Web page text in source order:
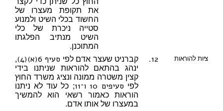
את תקופת מעצרו של
החשוד בכלי השיט ולמנוע
סטייה ניכרת של כלי
השיט מנתיב הפלגתו
המתוכנן.
12. ציות להוראות קברניט שעצר אדם לפי סעיף 6(א)(4)
,
ינהג בהתאם להוראות שניתנו בידי
קצין משטרה ממונה ונציג משרד החוץ
לפי סעיפים 10 ו־11
; כל עוד לא ניתנו
הוראות כאמור רשאי הוא להמשיך
במעצרו של אותו אדם.